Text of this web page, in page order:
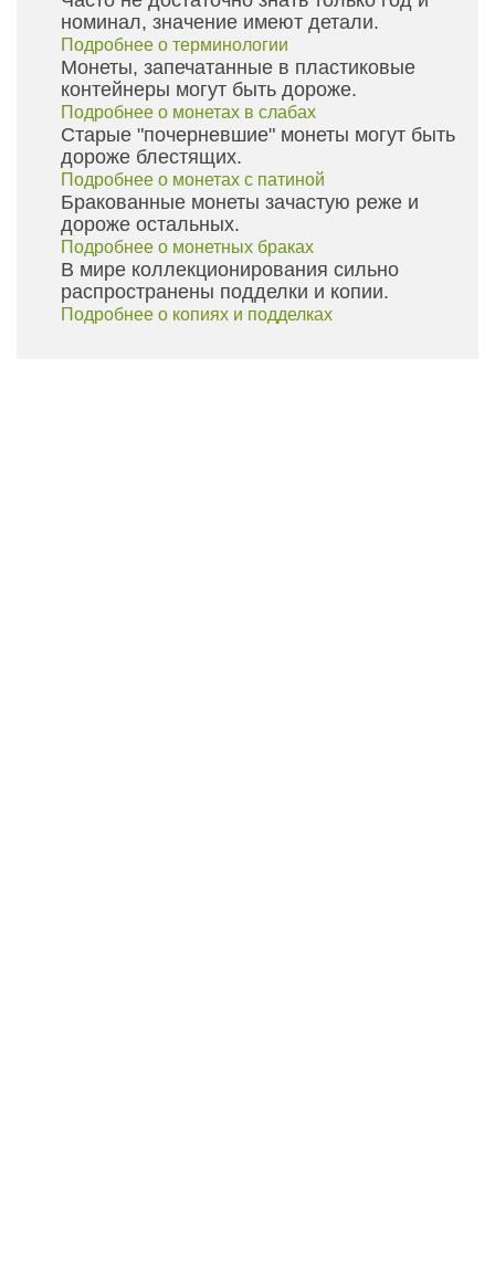
номинал, значение имеют детали.
Подробнее о терминологии
Монеты, запечатанные в пластиковые
контейнеры могут быть дороже.
Подробнее о монетах в слабах
Старые "почерневшие" монеты могут быть
дороже блестящих.
Подробнее о монетах с патиной
Бракованные монеты зачастую реже и
дороже остальных.
Подробнее о монетных браках
В мире коллекционирования сильно
распространены подделки и копии.
Подробнее о копиях и подделках